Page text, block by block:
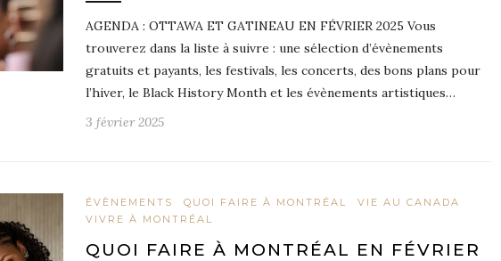
AGENDA : OTTAWA ET GATINEAU EN FÉVRIER 2025 Vous
trouverez dans la liste à suivre : une sélection d’évènements
gratuits et payants, les festivals, les concerts, des bons plans pour
l’hiver, le Black History Month et les évènements artistiques…
3 février 2025
ÉVÈNEMENTS QUOI FAIRE À MONTRÉAL
VIE AU CANADA
VIVRE À MONTRÉAL
QUOI FAIRE À MONTRÉAL EN FÉVRIER